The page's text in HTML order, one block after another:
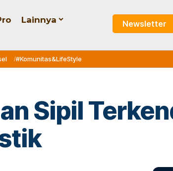
Lainnya Newsletter
#Komunitas&LifeStyle
Sipil